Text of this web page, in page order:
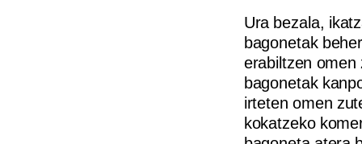
Ura bezala,
bagonetak
erabiltzen omen
bagonetak
irteten omen
kokatzeko